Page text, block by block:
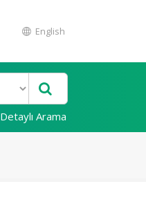
English
Detaylı Arama